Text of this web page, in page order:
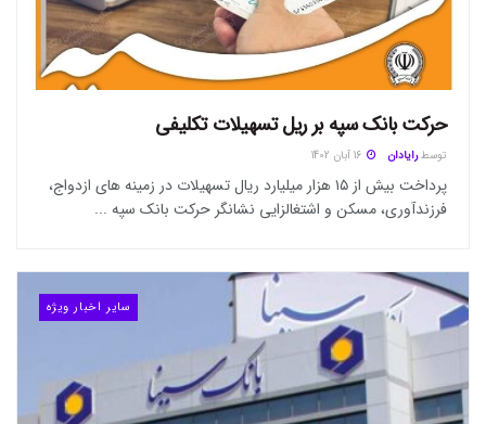
حرکت بانک سپه بر ریل تسهیلات تکلیفی
توسط رایادان
پرداخت بیش از ۱۵ هزار میلیارد ریال تسهیلات در زمینه های ازدواج،
فرزندآوری، مسکن و اشتغالزایی نشانگر حرکت بانک سپه ...
سایر اخبار ویژه